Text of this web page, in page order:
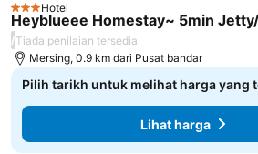
3 Bintang
Hotel
Heyblueee Homestay~ 5min
/Tiada penilaian tersedia
Mersing, 0.9 km dari Pusat bandar
Pilih tarikh untuk melihat harga yang
Lihat harga